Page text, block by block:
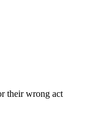
their wrong act